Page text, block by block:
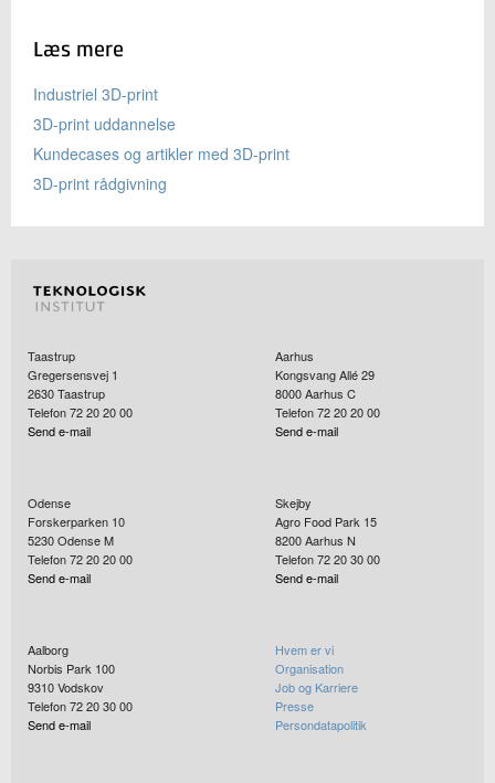
Læs mere
Industriel 3D-print
3D-print uddannelse
Kundecases og artikler med 3D-print
3D-print rådgivning
Taastrup
Gregersensvej 1
2630Taastrup
Telefon 72 20 20 00
Send e-mail
Aarhus
Kongsvang Allé 29
8000Aarhus C
Telefon 72 20 20 00
Send e-mail
Odense
Forskerparken 10
5230Odense M
Telefon 72 20 20 00
Send e-mail
Skejby
Agro Food Park 15
8200Aarhus N
Telefon 72 20 30 00
Send e-mail
Aalborg
Norbis Park 100
9310Vodskov
Telefon 72 20 30 00
Send e-mail
Hvem er vi
Organisation
Job og Karriere
Presse
Persondatapolitik